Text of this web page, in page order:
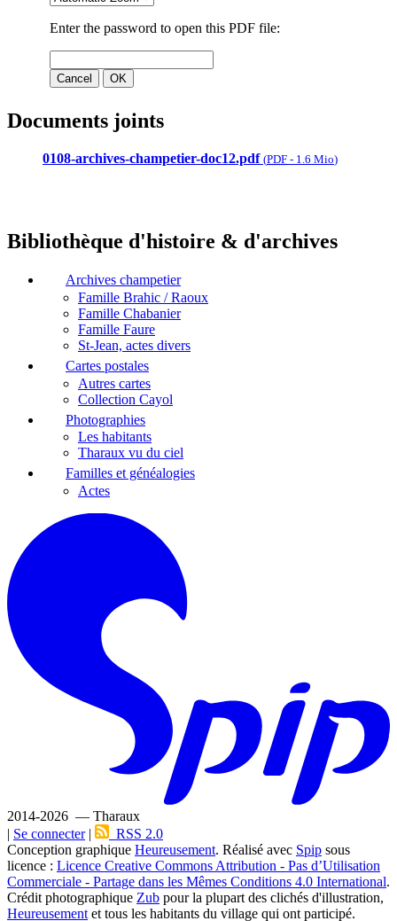
Documents joints
0108-archives-champetier-doc12.pdf (PDF - 1.6 Mio)
Bibliothèque d'histoire & d'archives
Archives champetier
Famille Brahic / Raoux
Famille Chabanier
Famille Faure
St-Jean, actes divers
Cartes postales
Autres cartes
Collection Cayol
Photographies
Les habitants
Tharaux vu du ciel
Familles et généalogies
Actes
2014-2026 — Tharaux
| Se connecter|
RSS 2.0
Conception graphique Heureusement. Réalisé avec Spip sous
licence : Licence Creative Commons Attribution - Pas d’Utilisation
Commerciale - Partage dans les Mêmes Conditions 4.0 International.
Crédit photographique Zub pour la plupart des clichés d'illustration,
Heureusement et tous les habitants du village qui ont participé.